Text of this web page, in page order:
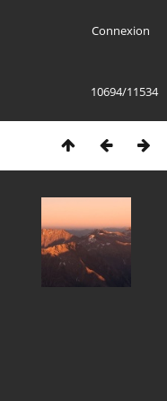
Connexion
10694/11534